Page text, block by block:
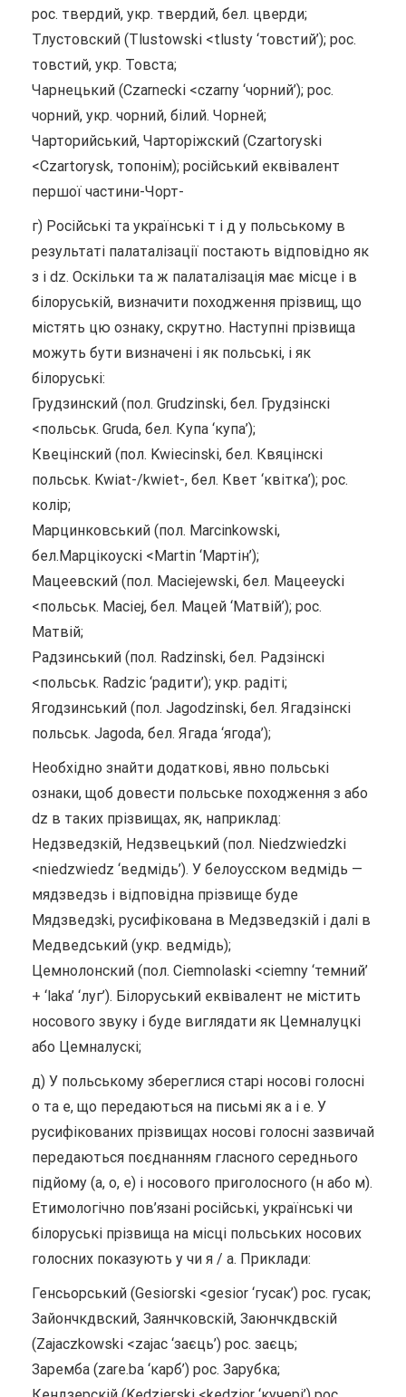
рос. твердий, укр. твердий, бел. цверди;
Тлустовский (Tlustowski <tlusty ‘товстий’); рос.
товстий, укр. Товста;
Чарнецький (Czarnecki <czarny ‘чорний’); рос.
чорний, укр. чорний, білий. Чорней;
Чарторийський, Чарторіжский (Czartoryski
<Czartorysk, топонім); російський еквівалент
першої частини-Чорт-
г) Російські та українські т і д у польському в
результаті палаталізації постають відповідно як
з і dz. Оскільки та ж палаталізація має місце і в
білоруській, визначити походження прізвищ, що
містять цю ознаку, скрутно. Наступні прізвища
можуть бути визначені і як польські, і як
білоруські:
Грудзинский (пол. Grudzinski, бел. Грудзiнскi
<польськ. Gruda, бел. Купа ‘купа’);
Квецінский (пол. Kwiecinski, бел. Квяцiнскi
польськ. Kwiat-/kwiet-, бел. Квет ‘квітка’); рос.
колір;
Марцинковський (пол. Marcinkowski,
бел.Марцiкоускi <Martin ‘Мартін’);
Мацеевский (пол. Maciejewski, бел. Мацееусki
<польськ. Maciej, бел. Мацей ‘Матвій’); рос.
Матвій;
Радзинський (пол. Radzinski, бел. Радзiнскi
<польськ. Radzic ‘радити’); укр. радіті;
Ягодзинський (пол. Jagodzinski, бел. Ягадзiнскi
польськ. Jagoda, бел. Ягада ‘ягода’);
Необхідно знайти додаткові, явно польські
ознаки, щоб довести польське походження з або
dz в таких прізвищах, як, наприклад:
Недзведзкій, Недзвецький (пол. Niedzwiedzki
<niedzwiedz ‘ведмідь’). У белоусском ведмідь —
мядзведзь і відповідна прізвище буде
Мядзведзki, русифікована в Медзведзкій і далі в
Медведський (укр. ведмідь);
Цемнолонский (пол. Ciemnolaski <ciemny ‘темний’
+ ‘laka’ ‘луг’). Білоруський еквівалент не містить
носового звуку і буде виглядати як Цемналуцкi
або Цемналускi;
д) У польському збереглися старі носові голосні
о та е, що передаються на письмі як а і е. У
русифікованих прізвищах носові голосні зазвичай
передаються поєднанням гласного середнього
підйому (а, о, е) і носового приголосного (н або м).
Етимологічно пов’язані російські, українські чи
білоруські прізвища на місці польських носових
голосних показують у чи я / а. Приклади:
Генсьорський (Gesiorski <gesior ‘гусак’) рос. гусак;
Зайончкдвский, Заянчковскій, Заюнчкдвскій
(Zajaczkowski <zajac ‘заєць’) рос. заєць;
Заремба (zare.ba ‘карб’) рос. Зарубка;